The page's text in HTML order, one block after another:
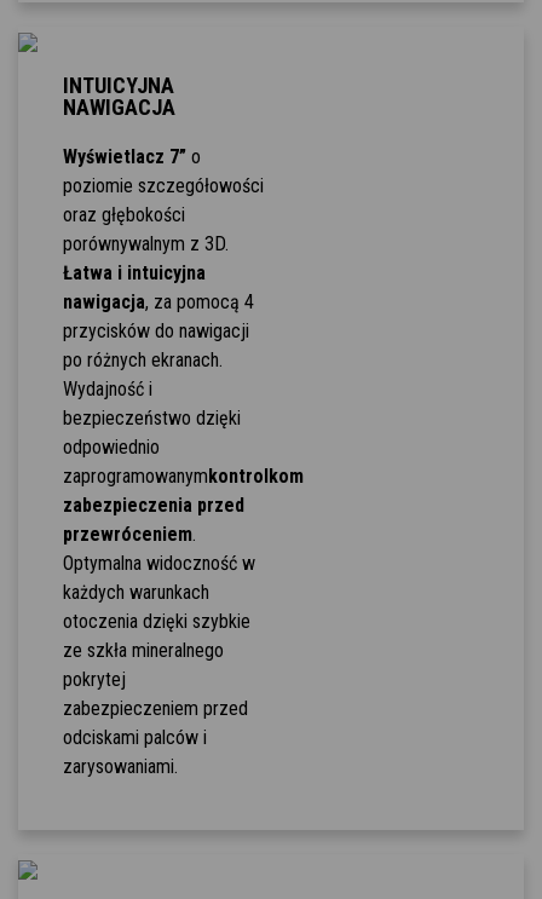
INTUICYJNA
NAWIGACJA
Wyświetlacz 7”o
poziomie szczegółowości
oraz głębokości
porównywalnym z 3D.
Łatwa i intuicyjna
nawigacja, za pomocą 4
przycisków do nawigacji
po różnych ekranach.
Wydajność i
bezpieczeństwo dzięki
odpowiednio
zaprogramowanym kontrolkom
zabezpieczenia przed
przewróceniem.
Optymalna widoczność w
każdych warunkach
otoczenia dzięki szybkie
ze szkła mineralnego
pokrytej
zabezpieczeniem przed
odciskami palców i
zarysowaniami.